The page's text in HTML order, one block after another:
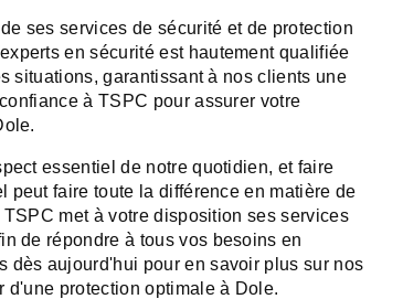
ses services de sécurité et de protection
en sécurité est hautement qualifiée
situations, garantissant à nos clients une
à TSPC pour assurer votre
essentiel de notre quotidien, et faire
peut faire toute la différence en matière de
met à votre disposition ses services
de répondre à tous vos besoins en
dès aujourd'hui pour en savoir plus sur nos
d'une protection optimale à Dole.